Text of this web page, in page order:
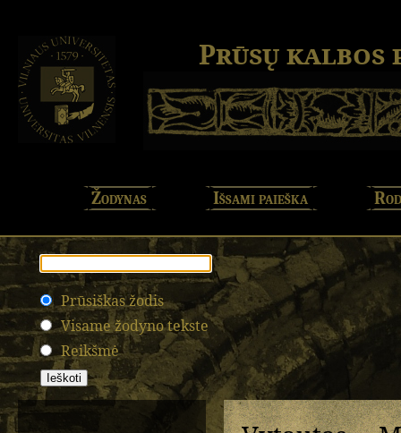
Prūsų kalbos
Žodynas Išsami paieška
Prūsiškas žodis
Visame žodyno tekste
Reikšmė